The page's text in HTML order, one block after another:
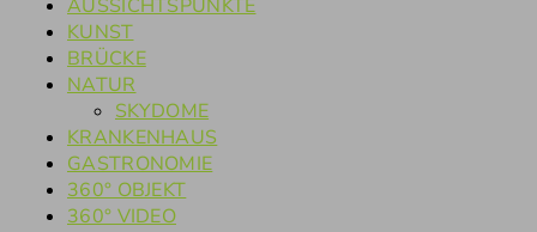
AUSSICHTSPUNKTE
KUNST
BRÜCKE
NATUR
SKYDOME
KRANKENHAUS
GASTRONOMIE
360° OBJEKT
360° VIDEO